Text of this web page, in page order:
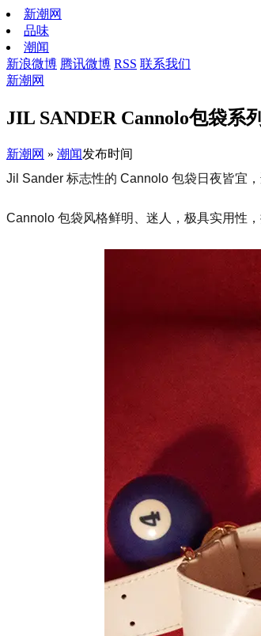
新潮网
品味
潮闻
新浪微博 腾讯微博 RSS 联系我们
新潮网
JIL SANDER Cannolo包袋系列
发布时间
新潮网 » 潮闻
Jil Sander 标志性的 Cannolo 包袋日夜皆宜
Cannolo 包袋风格鲜明、迷人，极具实用性